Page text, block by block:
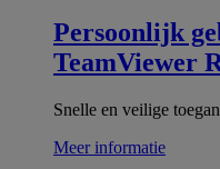
Persoonlijk
TeamViewer
Snelle en veilige
Meer informatie